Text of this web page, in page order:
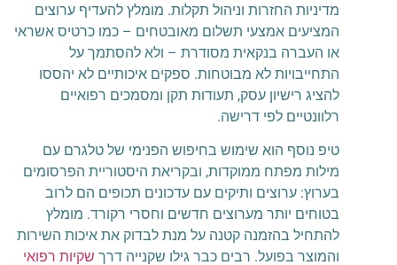
מדיניות החזרות וניהול תקלות. מומלץ להעדיף ערוצים
המציעים אמצעי תשלום מאובטחים – כמו כרטיס אשראי
או העברה בנקאית מסודרת – ולא להסתמך על
התחייבויות לא מבוטחות. ספקים איכותיים לא יהססו
להציג רישיון עסק, תעודות תקן ומסמכים רפואיים
רלוונטיים לפי דרישה.
טיפ נוסף הוא שימוש בחיפוש הפנימי של טלגרם עם
מילות מפתח ממוקדות, ובקריאת היסטוריית הפרסומים
בערוץ: ערוצים ותיקים עם עדכונים תכופים הם לרוב
בטוחים יותר מערוצים חדשים וחסרי רקורד. מומלץ
להתחיל בהזמנה קטנה על מנת לבדוק את איכות השירות
והמוצר בפועל. רבים כבר גילו שקנייה דרך שקיות רפואי